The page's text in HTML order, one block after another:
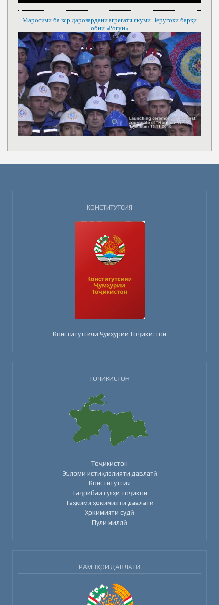
Маросими ба кор даровардани агрегати якуми Неругоҳи барқи
обии «Роғун»
КОНСТИТУТСИЯ
Конститутсияи Ҷумҳурии Тоҷикистон
ТОҶИКИСТОН
Тоҷикистон
Эъломи истиқлолияти давлатӣ
Конститутсия
Таҷрибаи сулҳи тоҷикон
Таҳкими ҳокимияти давлатӣ
Ҳокимияти судӣ
Пули миллӣ
РАМЗҲОИ ДАВЛАТӢ